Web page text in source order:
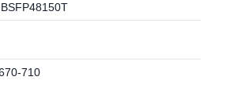
710